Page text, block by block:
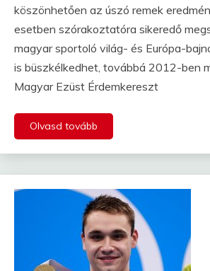
köszönhetően az úszó remek
esetben szórakoztatóra sikeredő
magyar sportoló világ- és Európa-
is büszkélkedhet, továbbá 2012-ben
Magyar Ezüst Érdemkereszt
Olvasd tovább